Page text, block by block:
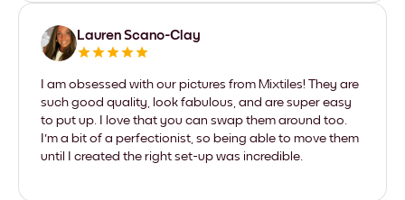
Lauren Scano-Clay
I am obsessed with our pictures from Mixtiles! They are
such good quality, look fabulous, and are super easy
to put up. I love that you can swap them around too.
I'm a bit of a perfectionist, so being able to move them
until I created the right set-up was incredible.